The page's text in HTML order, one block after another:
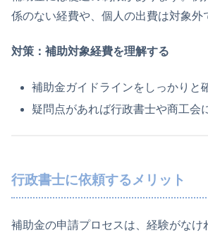
係のない経費や、個人の出費は対象外
対策：補助対象経費を理解する
補助金ガイドラインをしっかりと
疑問点があれば行政書士や商工会
行政書士に依頼するメリット
補助金の申請プロセスは、経験がなけ